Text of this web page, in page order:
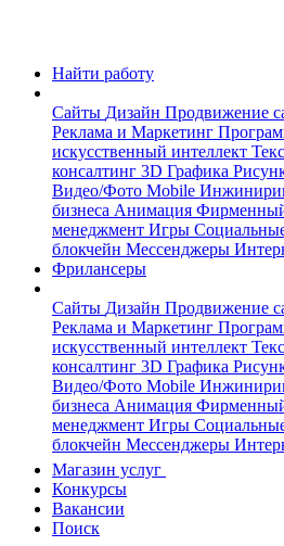
Найти работу
Сайты Дизайн Продвижение
Реклама и Маркетинг
искусственный интеллект
консалтинг 3D Графика
Видео/Фото Mobile
бизнеса Анимация
менеджмент Игры
блокчейн Мессенджеры
Фрилансеры
Сайты Дизайн Продвижение
Реклама и Маркетинг
искусственный интеллект
консалтинг 3D Графика
Видео/Фото Mobile
бизнеса Анимация
менеджмент Игры
блокчейн Мессенджеры
Магазин услуг
Конкурсы
Вакансии
Поиск